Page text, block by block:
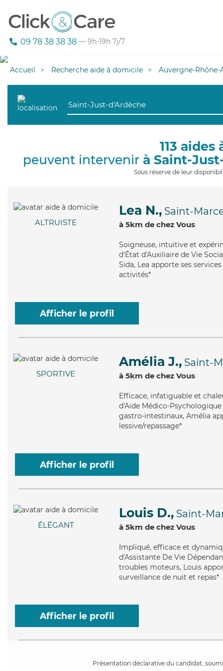
09 78 38 38 38 — 9h-19h 7j/7
Accueil Recherche aide à domicile Auvergne-Rhône-
113
peuvent intervenir à Saint-
Sous réserve de leur
ALTRUISTE
Lea N., Saint-
à 5km de chez Vous
Soigneuse, intuitive et
d'État d'Auxiliaire de Vie
Sida, Lea apporte ses
activités*
Afficher le profil
SPORTIVE
Amélia J., Saint-
à 5km de chez Vous
Efficace, infatiguable et
d'Aide Médico-
gastro-intestinaux, Amélia
lessive/repassage*
Afficher le profil
ÉLÉGANT
Louis D., Saint-
à 5km de chez Vous
Impliqué, efficace et
d'Assistante De Vie
troubles moteurs, Louis
surveillance de nuit et repas*
Afficher le profil
Présentation déclarative du candidat,